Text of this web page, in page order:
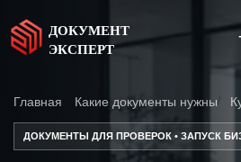
ДОКУМЕНТ
ЭКСПЕРТ
Главная Какие документы нужны
ДОКУМЕНТЫ ДЛЯ ПРОВЕРОК • ЗАПУСК